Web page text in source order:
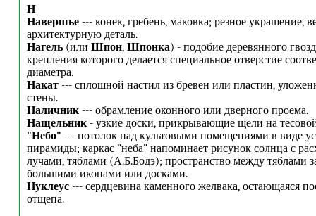
Н
Навершье--- конек, гребень, маковка; резное украшение,
архитектурную деталь.
Нагель(или Шпон, Шпонка) - подобие деревянного
крепления которого делается специальное отверстие
диаметра.
Накат--- сплошной настил из бревен или пластин,
стены.
Наличник--- обрамление оконного или дверного проема.
Нащельник- узкие доски, прикрывающие щели на
"Небо" --- потолок над культовыми помещениями в виде
пирамиды; каркас "неба" напоминает рисунок солнца с
лучами, тяблами (А.Б.Бодэ); пространство между тяблами
большими иконами или досками.
Нуклеус --- сердцевина каменного желвака, остающаяся
отщепа.